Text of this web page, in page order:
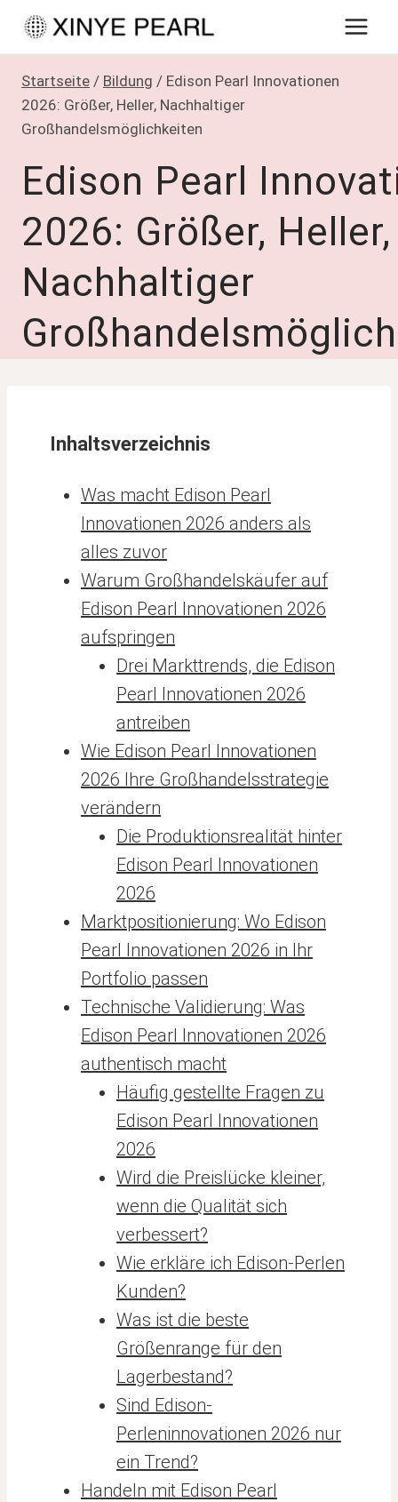
Zum
Inhalt
springen
Startseite / Bildung / Edison Pearl Innovationen
2026: Größer, Heller, Nachhaltiger
Großhandelsmöglichkeiten
Edison Pearl
2026: Größer, Heller,
Nachhaltiger
Inhaltsverzeichnis
Was macht Edison Pearl
Innovationen 2026 anders als
alles zuvor
Warum Großhandelskäufer auf
Edison Pearl Innovationen 2026
aufspringen
Drei Markttrends, die Edison
Pearl Innovationen 2026
antreiben
Wie Edison Pearl Innovationen
2026 Ihre Großhandelsstrategie
verändern
Die Produktionsrealität hinter
Edison Pearl Innovationen
2026
Marktpositionierung: Wo Edison
Pearl Innovationen 2026 in Ihr
Portfolio passen
Technische Validierung: Was
Edison Pearl Innovationen 2026
authentisch macht
Häufig gestellte Fragen zu
Edison Pearl Innovationen
2026
Wird die Preislücke kleiner,
wenn die Qualität sich
verbessert?
Wie erkläre ich Edison-Perlen
Kunden?
Was ist die beste
Größenrange für den
Lagerbestand?
Sind Edison-
Perleninnovationen 2026 nur
ein Trend?
Handeln mit Edison Pearl